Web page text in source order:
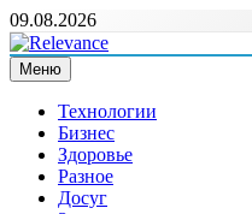
Перейти
к
содержимому
09.08.2026
Relevance
Релевантні новини — саме
Меню
Технологии
Бизнес
Здоровье
Разное
Досуг